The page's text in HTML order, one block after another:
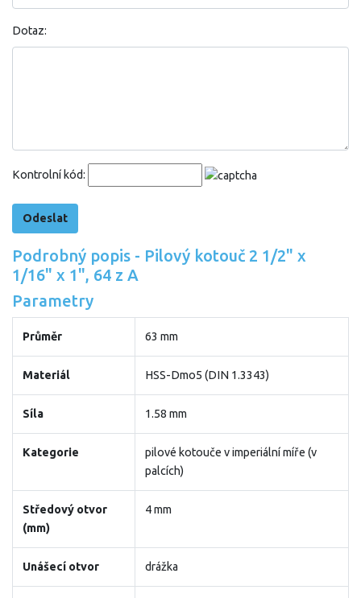
Dotaz:
Kontrolní kód:
Podrobný popis - Pilový kotouč 2 1/2" x
1/16" x 1", 64 z A
Parametry
Průměr 63 mm
Materiál HSS-Dmo5 (DIN 1.3343)
Síla 1.58 mm
Kategorie
pilové kotouče v imperiální míře (v
palcích)
Středový otvor
(mm)
4 mm
Unášecí otvor drážka